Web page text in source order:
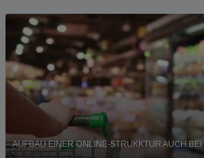
AUFBAU EINER ONLINE-STRUKKTUR AUCH BEI